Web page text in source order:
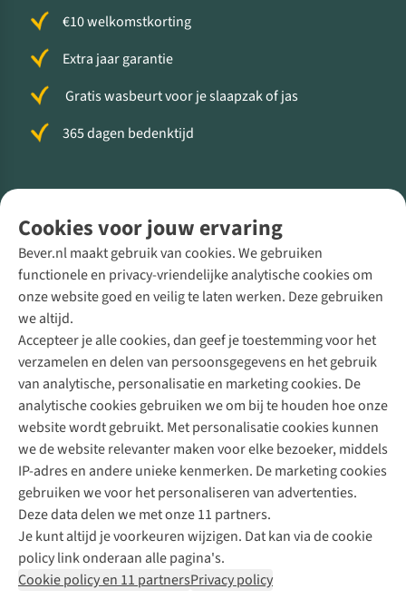
Cookies voor jouw ervaring
Bever.nl maakt gebruik van cookies. We gebruiken
functionele en privacy-vriendelijke analytische cookies om
onze website goed en veilig te laten werken. Deze gebruiken
we altijd.
Accepteer je alle cookies, dan geef je toestemming voor het
verzamelen en delen van persoonsgegevens en het gebruik
van analytische, personalisatie en marketing cookies. De
analytische cookies gebruiken we om bij te houden hoe onze
website wordt gebruikt. Met personalisatie cookies kunnen
we de website relevanter maken voor elke bezoeker, middels
IP-adres en andere unieke kenmerken. De marketing cookies
gebruiken we voor het personaliseren van advertenties.
Deze data delen we met onze 11 partners.
Je kunt altijd je voorkeuren wijzigen. Dat kan via de cookie
policy link onderaan alle pagina's.
Cookie policy en 11 partnersPrivacy policy
€10 welkomstkorting
Extra jaar garantie
Gratis wasbeurt voor je slaapzak of jas
365 dagen bedenktijd
Direct advies van een Buitenexpert
+31 (0)85 888 50 88
+31 6 12 28 49 80
Contactformulier